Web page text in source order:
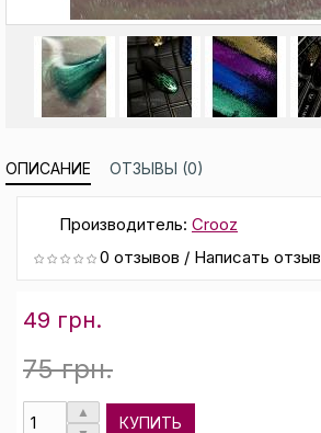
ОПИСАНИЕ ОТЗЫВЫ (0)
Производитель: Crooz
0 отзывов / Написать отзыв
49 грн.
75 грн.
КУПИТЬ